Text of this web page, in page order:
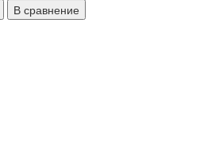
В сравнение